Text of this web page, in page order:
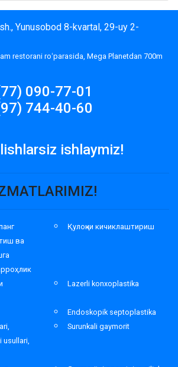
Yunusobod 8-kvartal, 29-uy 2-
restorani roʻparasida, Mega Planetdan 700m
090-77-01
744-40-60
ishlaymiz!
ва
Қулоқни кичиклаштириш
Lazerli konxoplastika
Endoskopik septoplastika
Surunkali gaymorit